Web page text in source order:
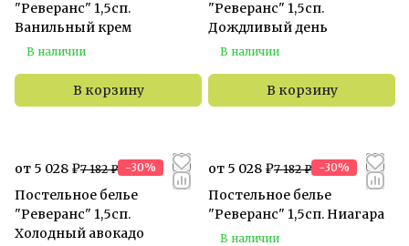
"Реверанс" 1,5сп.
Ванильный крем
В наличии
В корзину
"Реверанс" 1,5сп.
Дождливый день
В наличии
В корзину
от 5 028 ₽7 182 ₽ -30%
Постельное белье
"Реверанс" 1,5сп.
Холодный авокадо
от 5 028 ₽7 182 ₽ -30%
Постельное белье
"Реверанс" 1,5сп. Ниагара
В наличии